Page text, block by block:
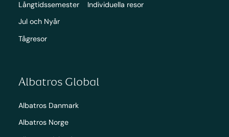
Långtidssemester
Jul och Nyår
Tågresor
Individuella resor
Albatros Global
Albatros Danmark
Albatros Norge